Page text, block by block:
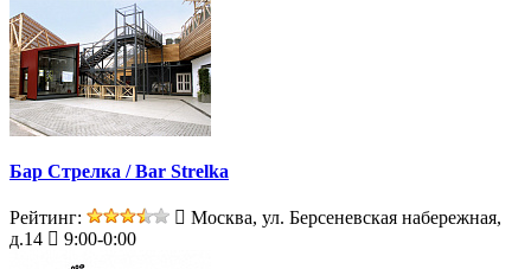
Бар Стрелка / Bar Strelka
Рейтинг:
Москва, ул. Берсеневская набережная,
д.14
9:00-0:00